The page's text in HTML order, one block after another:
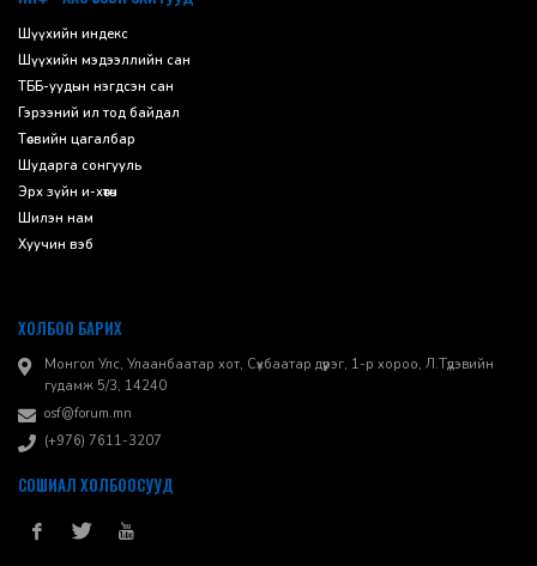
Шүүхийн индекс
Шүүхийн мэдээллийн сан
ТББ-уудын нэгдсэн сан
Гэрээний ил тод байдал
Төсвийн цагалбар
Шударга сонгууль
Эрх зүйн и-хөтөч
Шилэн нам
Хуучин вэб
ХОЛБОО БАРИХ
Монгол Улс, Улаанбаатар хот, Сүхбаатар дүүрэг, 1-р хороо, ​Л.Түдэвийн
гудамж 5/3, 14240
osf@forum.mn
(+976) 7611-3207
СОШИАЛ ХОЛБООСУУД